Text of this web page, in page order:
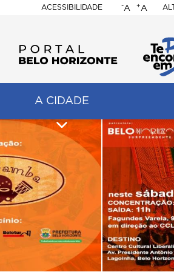
ACESSIBILIDADE
BELO
-A +A
A CIDADE